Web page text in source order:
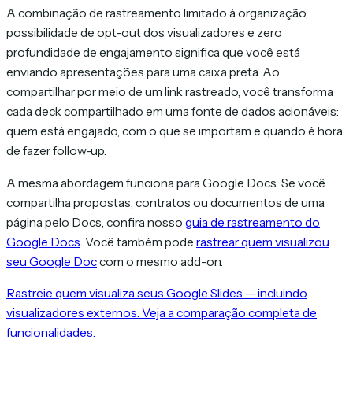
A combinação de rastreamento limitado à organização,
possibilidade de opt-out dos visualizadores e zero
profundidade de engajamento significa que você está
enviando apresentações para uma caixa preta. Ao
compartilhar por meio de um link rastreado, você transforma
cada deck compartilhado em uma fonte de dados acionáveis:
quem está engajado, com o que se importam e quando é hora
de fazer follow-up.
A mesma abordagem funciona para Google Docs. Se você
compartilha propostas, contratos ou documentos de uma
página pelo Docs, confira nosso guia de rastreamento do
Google Docs . Você também pode rastrear quem visualizou
seu Google Doccom o mesmo add-on.
Rastreie quem visualiza seus Google Slides — incluindo
visualizadores externos. Veja a comparação completa de
funcionalidades.